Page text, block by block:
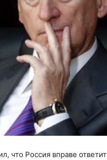
что Россия вправе